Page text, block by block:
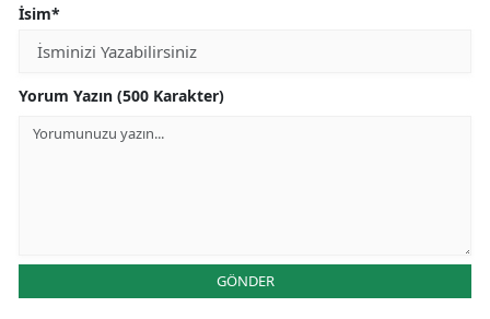
İsim*
Yorum Yazın (500 Karakter)
GÖNDER